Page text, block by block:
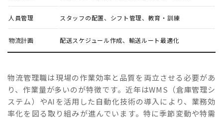
人員管理 スタッフの配置、シフト管理、教育・訓練
物流計画 配送スケジュール作成、輸送ルート最適化
物流管理職は現場の作業効率と品質を両立させる必要があ
り、作業量が多いのが特徴です。近年はWMS（倉庫管理シ
ステム）やAIを活用した自動化技術の導入により、業務効
率化を図る取り組みが進んでいます。特に季節変動や特需